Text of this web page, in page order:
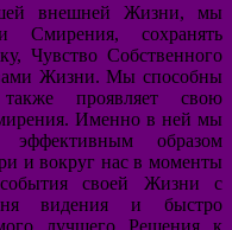
внешней Жизни, мы
Смирения, сохранять
Чувство Собственного
Жизни. Мы способны
проявляет свою
Именно в ней мы
образом
и вокруг нас в моменты
своей Жизни с
видения и быстро
лучшего Решения к